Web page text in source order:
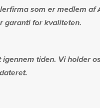
som er medlem
garanti for kvaliteten.
tiden. Vi holder